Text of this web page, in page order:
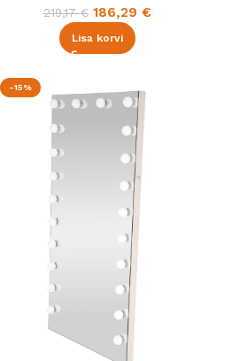
219,17€ 186,29 €
Lisa korvi
-15%